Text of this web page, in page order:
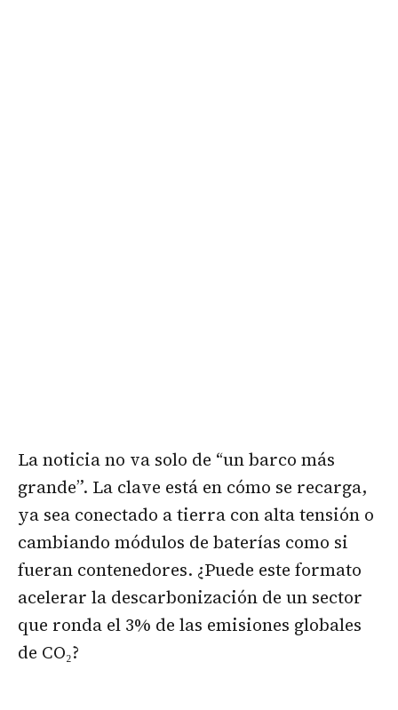
La noticia no va solo de “un barco más
grande”. La clave está en cómo se recarga,
ya sea conectado a tierra con alta tensión o
cambiando módulos de baterías como si
fueran contenedores. ¿Puede este formato
acelerar la descarbonización de un sector
que ronda el 3% de las emisiones globales
de CO₂?